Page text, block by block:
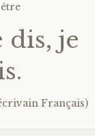
dis, je
Français)